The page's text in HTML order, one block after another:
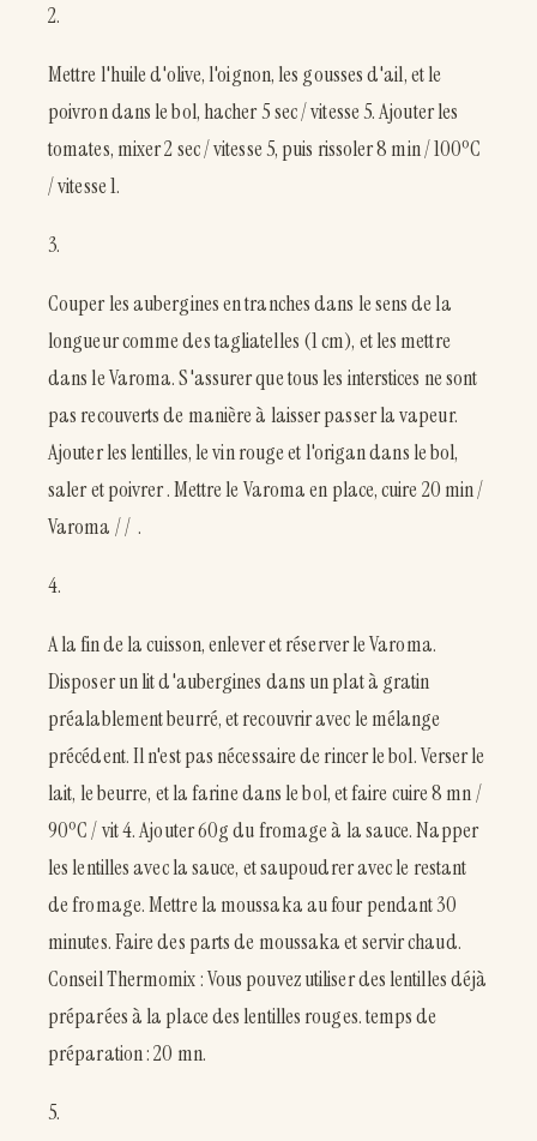
2.
Mettre l'huile d'olive, l'oignon, les gousses d'ail, et le
poivron dans le bol, hacher 5 sec / vitesse 5. Ajouter les
tomates, mixer 2 sec / vitesse 5, puis rissoler 8 min / 100ºC
/ vitesse 1.
3.
Couper les aubergines en tranches dans le sens de la
longueur comme des tagliatelles (1 cm), et les mettre
dans le Varoma. S'assurer que tous les interstices ne sont
pas recouverts de manière à laisser passer la vapeur.
Ajouter les lentilles, le vin rouge et l'origan dans le bol,
saler et poivrer . Mettre le Varoma en place, cuire 20 min /
Varoma / / .
4.
A la fin de la cuisson, enlever et réserver le Varoma.
Disposer un lit d'aubergines dans un plat à gratin
préalablement beurré, et recouvrir avec le mélange
précédent. Il n'est pas nécessaire de rincer le bol. Verser le
lait, le beurre, et la farine dans le bol, et faire cuire 8 mn /
90ºC / vit 4. Ajouter 60g du fromage à la sauce. Napper
les lentilles avec la sauce, et saupoudrer avec le restant
de fromage. Mettre la moussaka au four pendant 30
minutes. Faire des parts de moussaka et servir chaud.
Conseil Thermomix : Vous pouvez utiliser des lentilles déjà
préparées à la place des lentilles rouges. temps de
préparation : 20 mn.
5.